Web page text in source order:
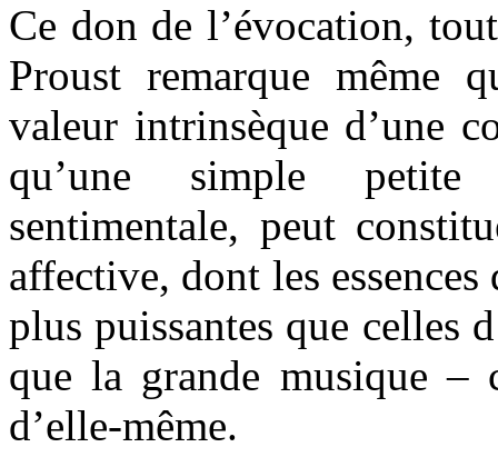
Ce don de l’évocation,
Proust remarque même
valeur intrinsèque d’une
qu’une simple petite
sentimentale, peut
affective, dont les
plus puissantes que celles
que la grande musique –
d’elle-même.